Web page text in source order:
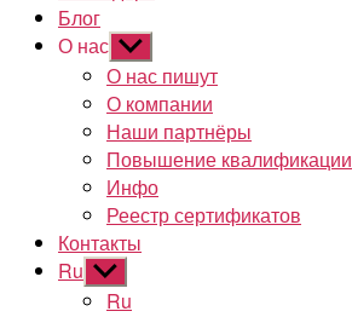
Блог
О нас Показывать
подменю
О нас пишут
О компании
Наши партнёры
Повышение квалификации
Инфо
Реестр сертификатов
Контакты
Ru Показывать
подменю
Ru